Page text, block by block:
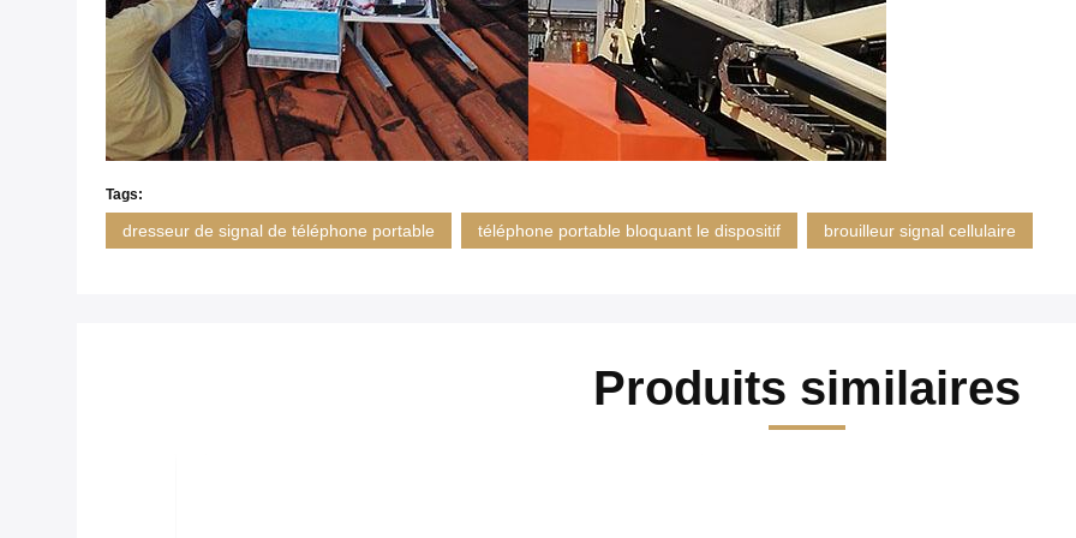
Tags:
dresseur de signal de téléphone portable téléphone portable bloquant le dispositif brouilleur signal cellulaire
Produits similaires